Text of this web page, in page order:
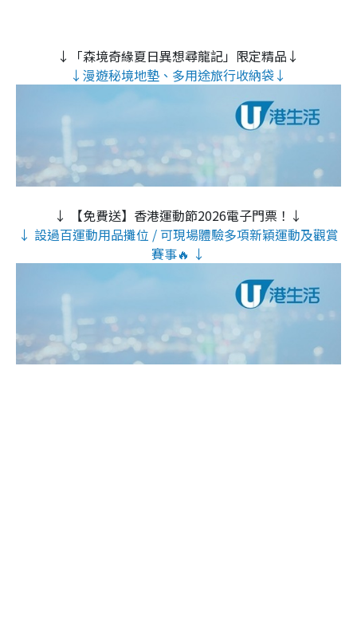
↓「森境奇緣夏日異想尋龍記」限定精品↓
↓漫遊秘境地墊、多用途旅行收納袋↓
↓ 【免費送】香港運動節2026電子門票！↓
↓ 設過百運動用品攤位 / 可現場體驗多項新穎運動及觀賞
賽事🔥 ↓